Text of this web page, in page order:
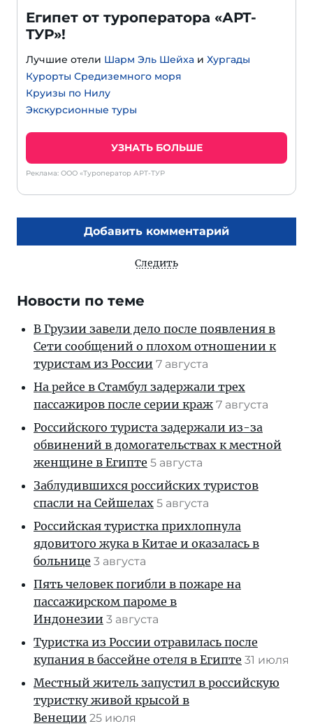
Египет от туроператора «АРТ-
ТУР»!
Лучшие отели Шарм Эль Шейха и Хургады
Курорты Средиземного моря
Круизы по Нилу
Экскурсионные туры
УЗНАТЬ БОЛЬШЕ
Реклама: ООО «Туроператор АРТ-ТУР
Добавить комментарий
Следить
Новости по теме
В Грузии завели дело после появления в
Сети сообщений о плохом отношении к
туристам из России 7 августа
На рейсе в Стамбул задержали трех
пассажиров после серии краж 7 августа
Российского туриста задержали из-за
обвинений в домогательствах к местной
женщине в Египте 5 августа
Заблудившихся российских туристов
спасли на Сейшелах 5 августа
Российская туристка прихлопнула
ядовитого жука в Китае и оказалась в
больнице 3 августа
Пять человек погибли в пожаре на
пассажирском пароме в
Индонезии 3 августа
Туристка из России отравилась после
купания в бассейне отеля в Египте 31 июля
Местный житель запустил в российскую
туристку живой крысой в
Венеции 25 июля